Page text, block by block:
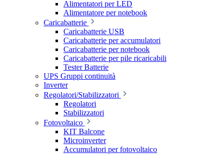
Alimentatori per LED
Alimentatore per notebook
Caricabatterie
Caricabatterie USB
Caricabatterie per accumulatori
Caricabatterie per notebook
Caricabatterie per pile ricaricabili
Tester Batterie
UPS Gruppi continuità
Inverter
Regolatori/Stabilizzatori
Regolatori
Stabilizzatori
Fotovoltaico
KIT Balcone
Microinverter
Accumulatori per fotovoltaico